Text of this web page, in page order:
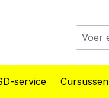
service Cursussen